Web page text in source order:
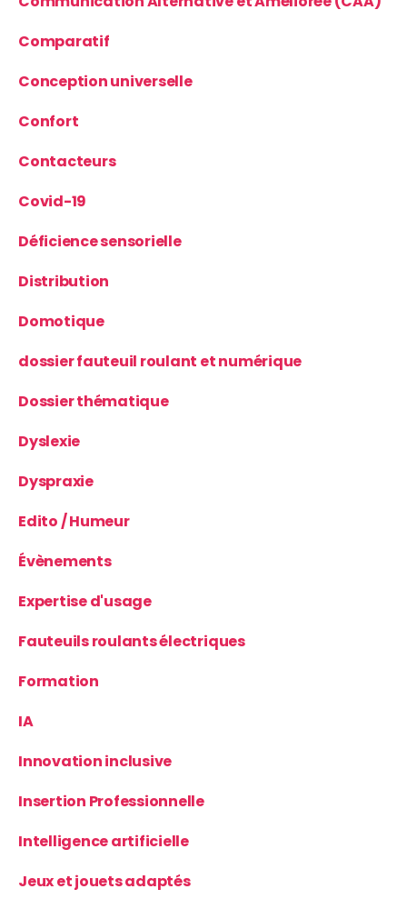
Comparatif
Conception universelle
Confort
Contacteurs
Covid-19
Déficience sensorielle
Distribution
Domotique
dossier fauteuil roulant et numérique
Dossier thématique
Dyslexie
Dyspraxie
Edito / Humeur
Évènements
Expertise d'usage
Fauteuils roulants électriques
Formation
IA
Innovation inclusive
Insertion Professionnelle
Intelligence artificielle
Jeux et jouets adaptés